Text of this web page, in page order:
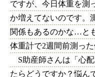
ですが、今日体重を測
か増えてないのです。
関係もあるのかな…と
体重計で2週間前測っ
S助産師さんは「心
たらどうですか？悩ん